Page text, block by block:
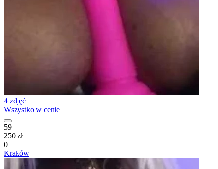
4 zdjęć
Wszystko w cenie
59
250 zł
0
Kraków